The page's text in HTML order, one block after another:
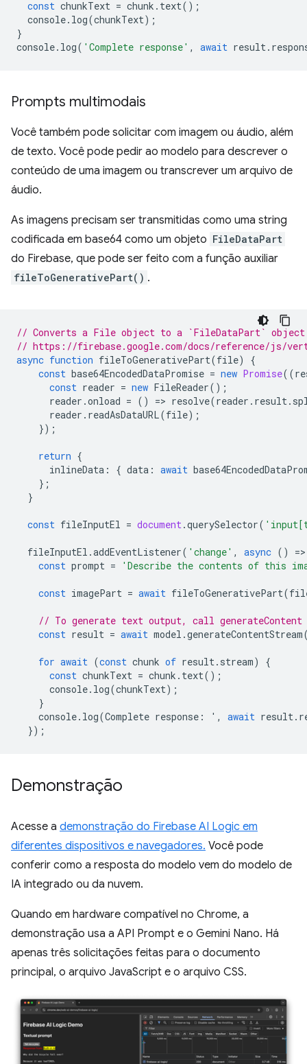
const chunkText = chunk . text();
console. log(chunkText);
}
console. log( 'Complete response' , await result.
Prompts multimodais
Você também pode solicitar com imagem ou áudio, além
de texto. Você pode pedir ao modelo para descrever o
conteúdo de uma imagem ou transcrever um arquivo de
áudio.
As imagens precisam ser transmitidas como uma string
codificada em base64 como um objeto FileDataPart
do Firebase, que pode ser feito com a função auxiliar
fileToGenerativePart() .
// Converts a File object to a `FileDataPart`
// https://firebase.google.com/docs/reference/js/
async function fileToGenerativePart(file)
{
const base64EncodedDataPromise = new Promise((
const reader = new FileReader();
reader .onload = () => resolve(reader . result.
reader . readAsDataURL(file);
});
return {
inlineData : { data : await
};
}
const fileInputEl = document.querySelector(
fileInputEl .addEventListener( 'change' , async () =>
const prompt = 'Describe the contents of this
const imagePart = await fileToGenerativePart(
// To generate text output, call
const result = await model .generateContentStream
for await (const chunk of result. stream)
{
const chunkText = chunk . text();
console. log(chunkText);
}
console. log(Complete response : ' , await result.
});
Demonstração
Acesse a demonstração do Firebase AI Logic em
diferentes dispositivos e navegadores. Você pode
conferir como a resposta do modelo vem do modelo de
IA integrado ou da nuvem.
Quando em hardware compatível no Chrome, a
demonstração usa a API Prompt e o Gemini Nano. Há
apenas três solicitações feitas para o documento
principal, o arquivo JavaScript e o arquivo CSS.